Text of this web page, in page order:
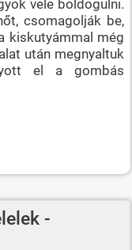
vele boldogulni.
csomagolják be,
kiskutyámmal még
után megnyaltuk
el a gombás
-